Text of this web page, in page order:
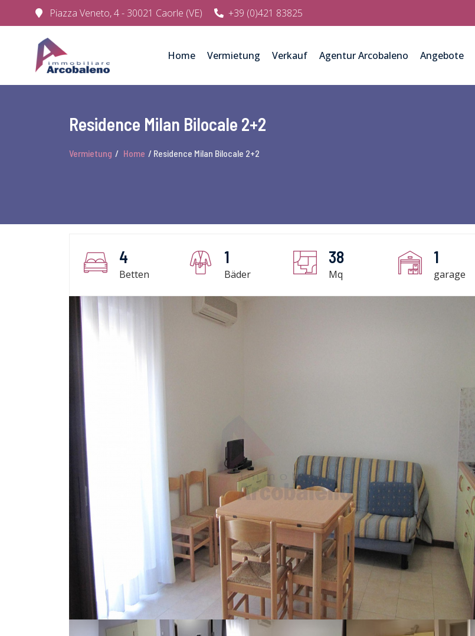
Piazza Veneto, 4 - 30021 Caorle (VE) +39 (0)421 83825
Home Vermietung Verkauf Agentur Arcobaleno Angebote
Residence Milan Bilocale 2+2
Vermietung / Home / Residence Milan Bilocale 2+2
4
Betten
1
Bäder
38
Mq
1
garage